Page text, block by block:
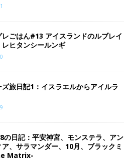
ごはん#13 アイスランドのルブレイ
レヒタンシールンギ
旅日記1：イスラエルからアイルラ
日記：平安神宮、モンステラ、アン
、サラマンダー、10月、ブラックミ
Matrix-